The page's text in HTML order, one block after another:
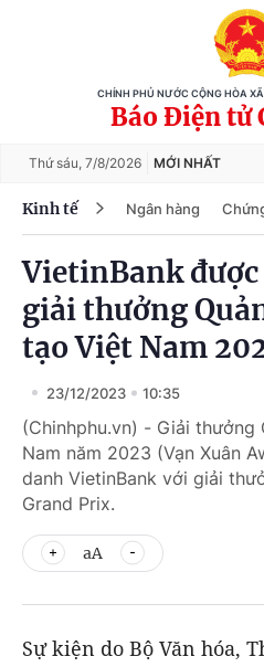
CHÍNH PHỦ NƯỚC CỘNG HÒA
Báo Điện tử
Thứ sáu, 7/8/2026 MỚI NHẤT
Kinh tế Ngân hàng
VietinBank
giải thưởng
tạo Việt Nam
23/12/2023 10:35
(Chinhphu.vn) - Giải thưởng
Nam năm 2023 (Vạn Xuân
danh VietinBank với giải
Grand Prix.
aA
Sự kiện do Bộ Văn hóa,